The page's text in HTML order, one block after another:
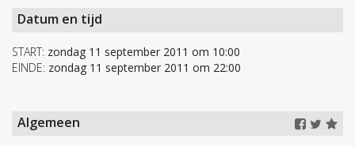
Datum en tijd
START: zondag 11 september 2011 om 10:00
EINDE: zondag 11 september 2011 om 22:00
Algemeen